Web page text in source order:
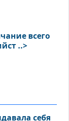
всего
..>
себя